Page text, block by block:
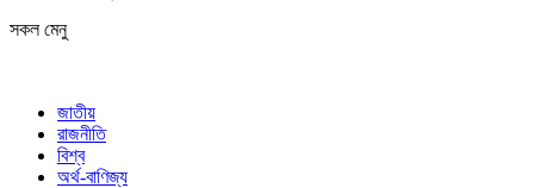
সকল মেনু
জাতীয়
রাজনীতি
বিশ্ব
অর্থ-বাণিজ্য